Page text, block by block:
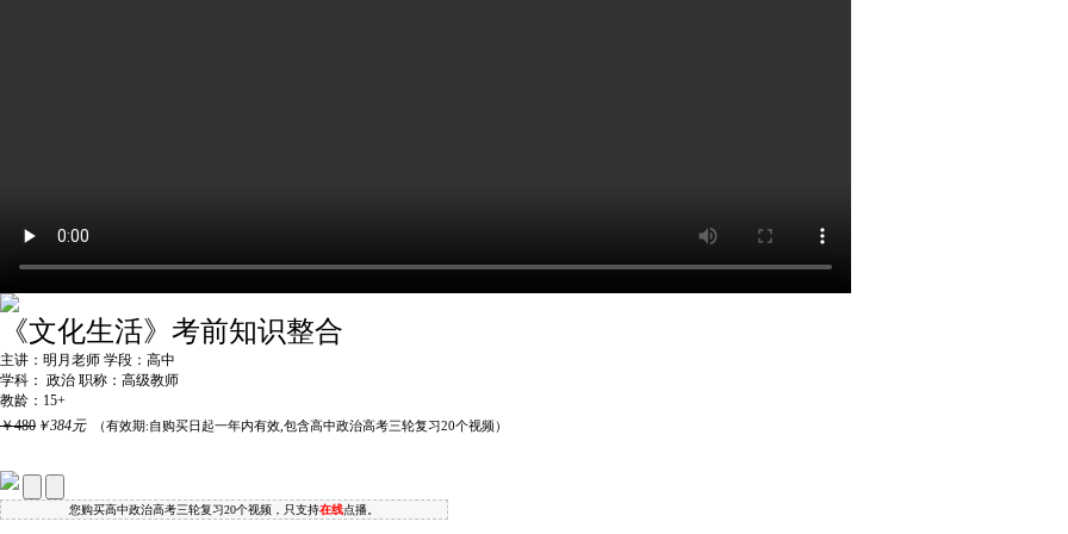
《文化生活》考前知识整合
主讲：明月老师 学段：高中
学科： 政治 职称：高级教师
教龄：15+
￥480 ￥384元 （有效期:自购买日起一年内有效 ,包含高中政治高考三轮复习20个视频）
您购买高中政治高考三轮复习20个视频，只支持在线点播。